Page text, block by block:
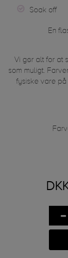
Soak off
En
Vi gør alt for at
som muligt.
fysiske vare